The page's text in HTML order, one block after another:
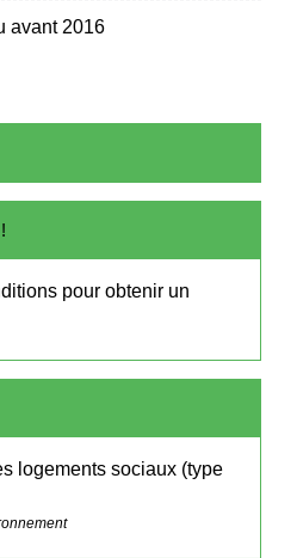
avant 2016
pour obtenir un
logements sociaux (type